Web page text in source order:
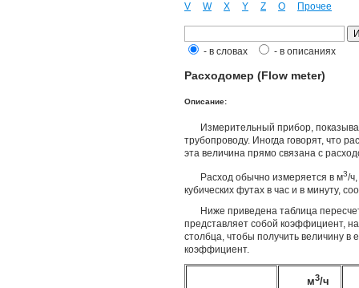
V
W X Y Z О Прочее
- в словах - в описаниях
Расходомер (Flow meter)
Описание:
Измерительный прибор,
трубопроводу. Иногда говорят, что
эта величина прямо связана с
Расход обычно измеряется в м3/
кубических футах в час и в минуту,
Ниже приведена таблица
представляет собой коэффициент,
столбца, чтобы получить величину в
коэффициент.
м3/ч